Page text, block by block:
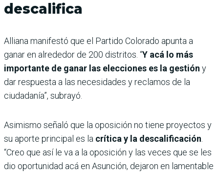
descalifica
Alliana manifestó que el Partido Colorado apunta a
ganar en alrededor de 200 distritos. “Y acá lo más
importante de ganar las elecciones es la gestión y
dar respuesta a las necesidades y reclamos de la
ciudadanía”, subrayó.
Asimismo señaló que la oposición no tiene proyectos y
su aporte principal es la crítica y la descalificación.
“Creo que así le va a la oposición y las veces que se les
dio oportunidad acá en Asunción, dejaron en lamentable